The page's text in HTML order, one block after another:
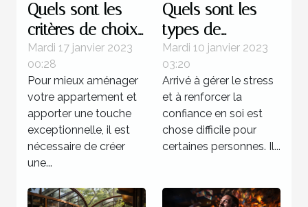
Quels sont les
critères de choix
d’une étagère
murale à livres ?
Mardi 17 janvier 2023
00:28
Pour mieux aménager
votre appartement et
apporter une touche
exceptionnelle, il est
nécessaire de créer
une...
Quels sont les
types de
formation pour
devenir un
sophrologue ?
Mardi 10 janvier 2023
03:20
Arrivé à gérer le stress
et à renforcer la
confiance en soi est
chose difficile pour
certaines personnes. Il...